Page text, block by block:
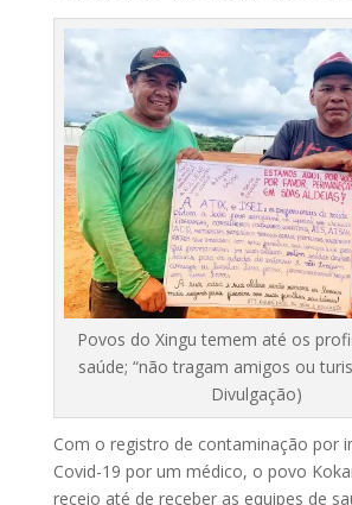
Povos do Xingu temem até os
saúde; “não tragam amigos ou
Divulgação)
Com o registro de contaminação por
Covid-19 por um médico, o povo
receio até de receber as equipes de